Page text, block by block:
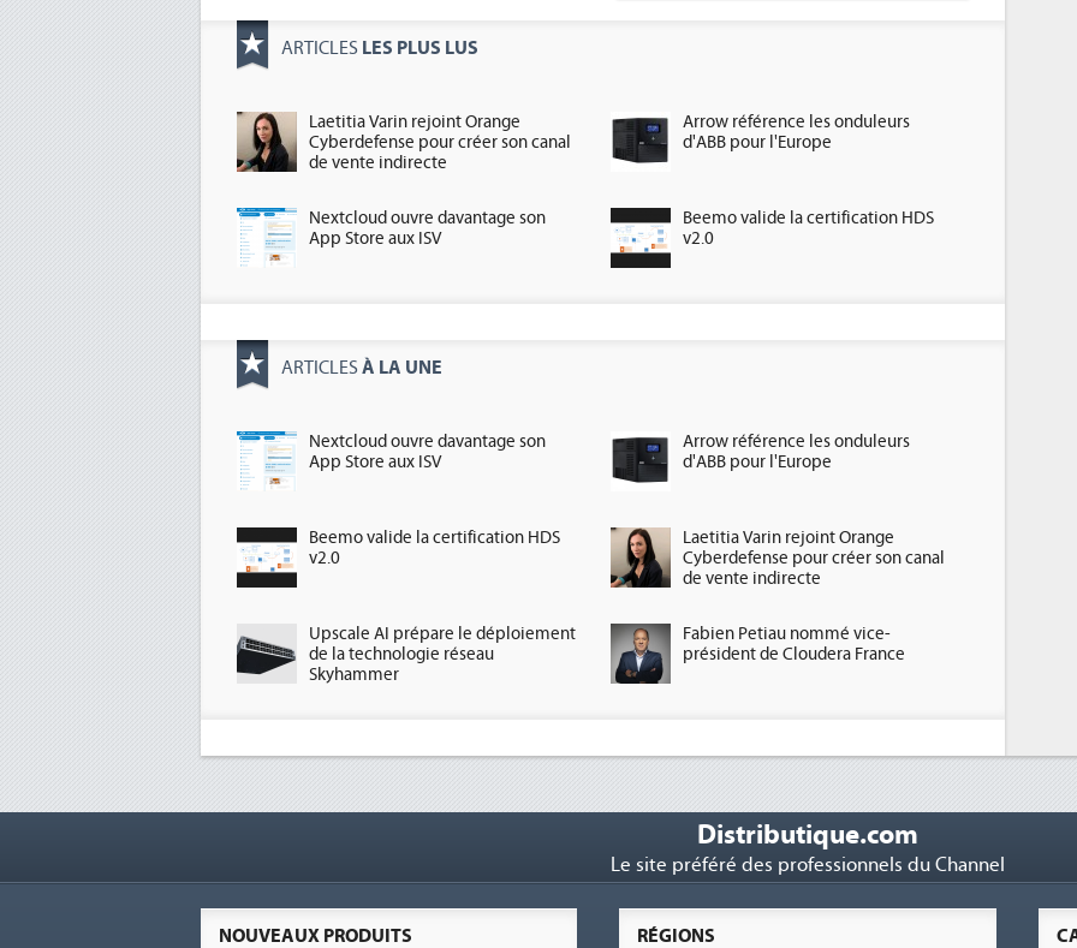
ARTICLES LES PLUS LUS
Laetitia Varin rejoint Orange
Cyberdefense pour créer son canal
de vente indirecte
Arrow référence les onduleurs
d'ABB pour l'Europe
Nextcloud ouvre davantage son
App Store aux ISV
Beemo valide la certification HDS
v2.0
ARTICLES À LA UNE
Nextcloud ouvre davantage son
App Store aux ISV
Arrow référence les onduleurs
d'ABB pour l'Europe
Beemo valide la certification HDS
v2.0
Laetitia Varin rejoint Orange
Cyberdefense pour créer son canal
de vente indirecte
Upscale AI prépare le déploiement
de la technologie réseau
Skyhammer
Fabien Petiau nommé vice-
président de Cloudera France
Distributique.com
Le site préféré des professionnels du Channel
NOUVEAUX PRODUITS RÉGIONS